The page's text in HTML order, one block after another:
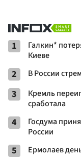
1
Галкин*
Киеве
2 В России
3
Кремль
сработала
4
Госдума
России
5 Ермолаев